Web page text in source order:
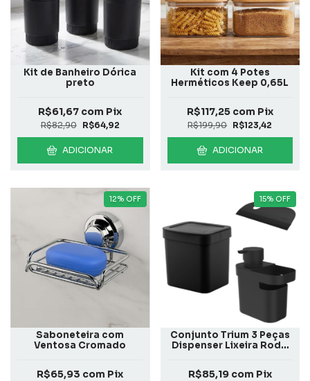
Kit de Banheiro Dórica
preto
R$82,90 R$64,92
R$61,67 com Pix
ADICIONAR
Kit com 4 Potes
Herméticos Keep 0,65L
R$199,90 R$123,42
R$117,25 com Pix
ADICIONAR
12% OFF
Saboneteira com
Ventosa Cromado
R$65,93 com Pix
15% OFF
Conjunto Trium 3 Peças
Dispenser Lixeira Rodo
R$85,19 com Pix